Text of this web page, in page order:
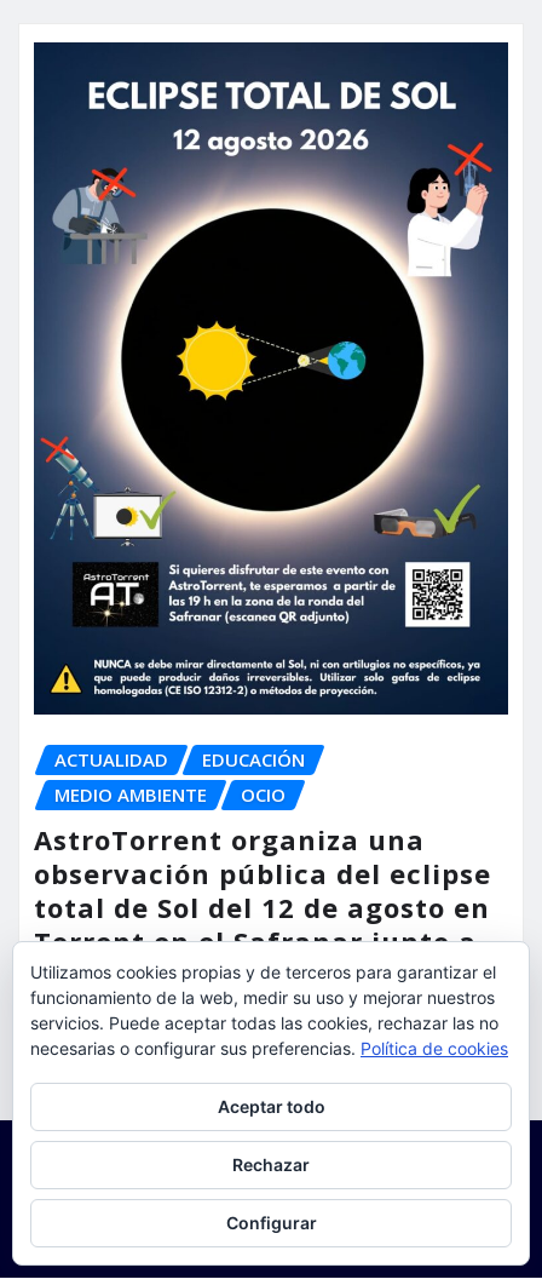
ACTUALIDAD
EDUCACIÓN
MEDIO AMBIENTE
OCIO
AstroTorrent organiza una
observación pública del eclipse
total de Sol del 12 de agosto en
Torrent en el Safranar junto a
las vías del AVE
torrent al dia Ago 5, 2026
Utilizamos cookies propias y de terceros para garantizar el
funcionamiento de la web, medir su uso y mejorar nuestros
servicios. Puede aceptar todas las cookies, rechazar las no
necesarias o configurar sus preferencias. Política de cookies
Aceptar todo
Rechazar
Configurar
Para obtener más información, incluido cómo gestionar las cookies,